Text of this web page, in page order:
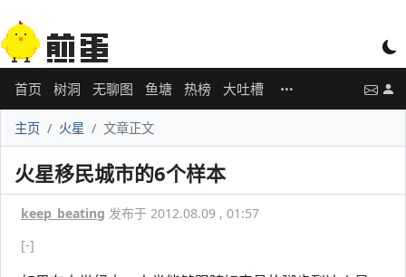
首页 树洞 无聊图 鱼塘 热榜 大吐槽
主页 火星 文章正文
火星移民城市的6个样本
keep_beating 发布于 2012.08.09 , 01:57
[-]